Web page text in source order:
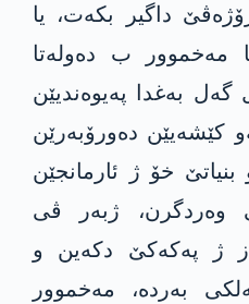
داگیر بکەت، یا
مه‌خموور ب دەولەتا
بەغدا پەیوەندیێن
کێشەیێن دەورۆبەرێن
خۆ ژ ئارمانجێن
وەردگرن، ژبەر ڤی
ژ په‌كه‌كێ دکەین و
بەردە، مه‌خموور